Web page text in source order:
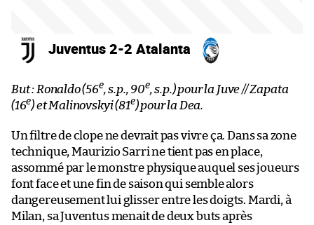
Juventus 2-2 Atalanta
But : Ronaldo (56e, s.p., 90e, s.p.) pour la Juve // Zapata
(16e) et Malinovskyi (81e) pour la Dea.
Un filtre de clope ne devrait pas vivre ça. Dans sa zone
technique, Maurizio Sarri ne tient pas en place,
assommé par le monstre physique auquel ses joueurs
font face et une fin de saison qui semble alors
dangereusement lui glisser entre les doigts. Mardi, à
Milan, sa Juventus menait de deux buts après